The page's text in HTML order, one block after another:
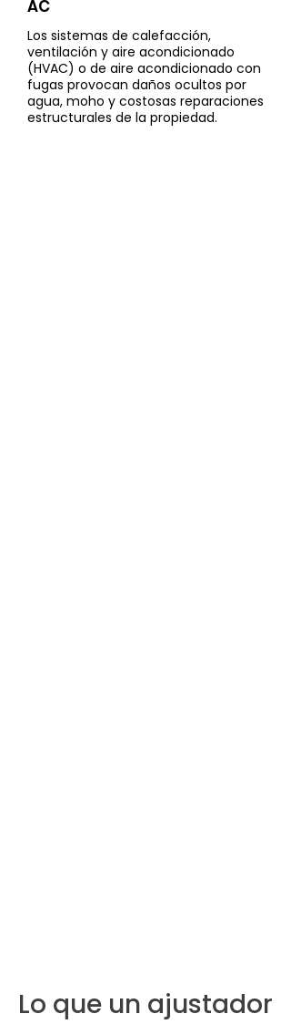
AC
Los sistemas de calefacción,
ventilación y aire acondicionado
(HVAC) o de aire acondicionado con
fugas provocan daños ocultos por
agua, moho y costosas reparaciones
estructurales de la propiedad.
Lo que un ajustador